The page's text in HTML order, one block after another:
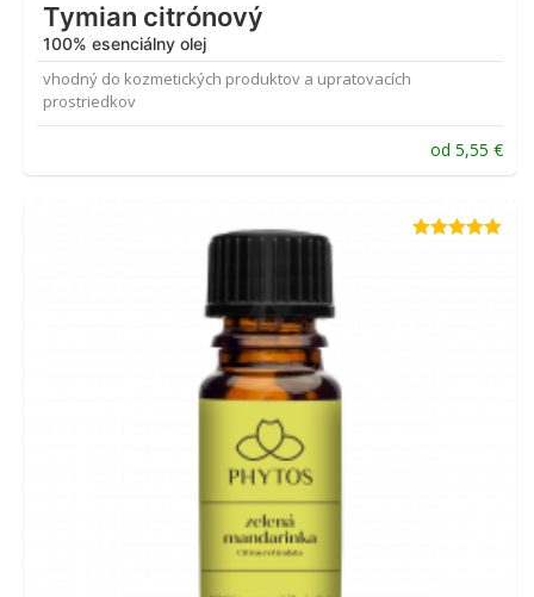
Tymian citrónový
100% esenciálny olej
vhodný do kozmetických produktov a upratovacích
prostriedkov
od 5,55 €